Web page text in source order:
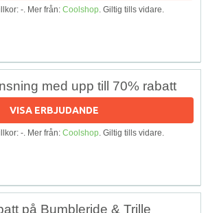
-. Mer från: Coolshop. Giltig tills vidare.
med upp till 70% rabatt
VISA ERBJUDANDE
-. Mer från: Coolshop. Giltig tills vidare.
på Bumbleride & Trille